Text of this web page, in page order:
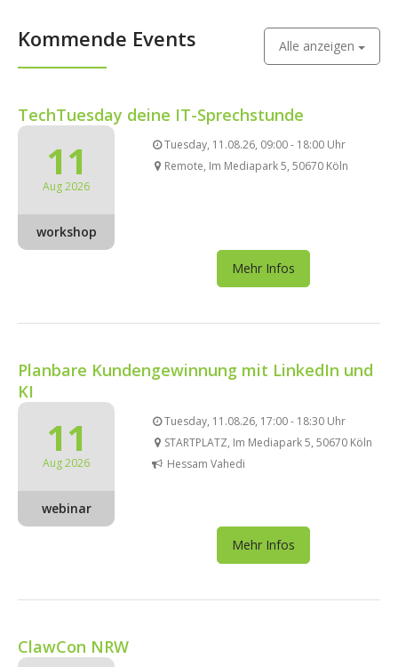
Kommende Events Alle anzeigen
TechTuesday deine IT-Sprechstunde
11
Aug 2026
workshop
Tuesday, 11.08.26, 09:00 - 18:00 Uhr
Remote, Im Mediapark 5, 50670 Köln
Mehr Infos
Planbare Kundengewinnung mit LinkedIn und
KI
11
Aug 2026
webinar
Tuesday, 11.08.26, 17:00 - 18:30 Uhr
STARTPLATZ, Im Mediapark 5, 50670 Köln
Hessam Vahedi
Mehr Infos
ClawCon NRW